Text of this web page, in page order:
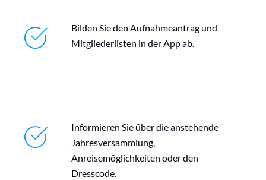
Bilden Sie den Aufnahmeantrag und
Mitgliederlisten in der App ab.
Informieren Sie über die anstehende
Jahresversammlung,
Anreisemöglichkeiten oder den
Dresscode.